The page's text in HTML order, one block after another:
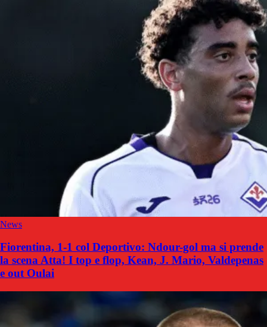
News
Fiorentina, 1-1 col Deportivo: Ndour-gol ma si prende
la scena Atta! I top e flop, Kean, J. Mario, Valdepenas
e out Oulai